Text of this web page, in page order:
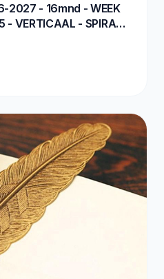
2027 - 16mnd - WEEK
VERTICAAL - SPIRAAL